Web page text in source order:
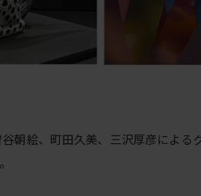
朝絵、町田久美、三沢厚彦による